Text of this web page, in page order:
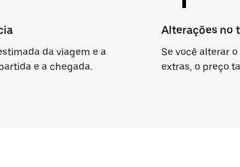
da viagem e a
e a chegada.
Alterações no
Se você alterar
extras, o preço